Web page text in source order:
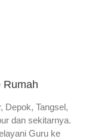
Rumah
Depok, Tangsel,
dan sekitarnya.
Guru ke